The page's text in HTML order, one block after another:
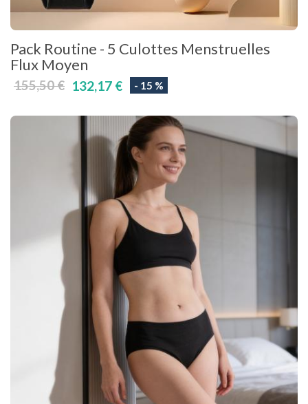
Pack Routine - 5 Culottes Menstruelles
Flux Moyen
155,50 € 132,17 € - 15 %